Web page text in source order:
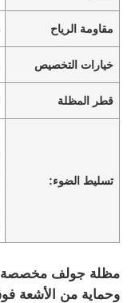
مقاومة الرياح
خيارات التخصيص
قطر المظلة
تسليط الضوء: